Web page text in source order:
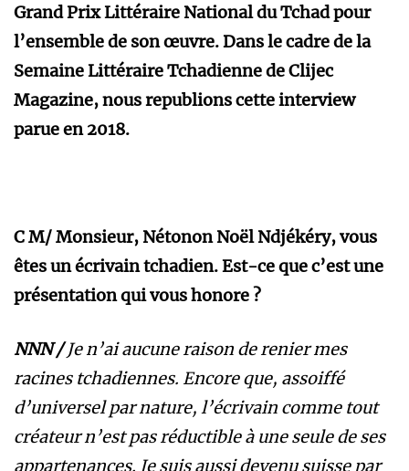
Grand Prix Littéraire National du Tchad pour
l’ensemble de son œuvre. Dans le cadre de la
Semaine Littéraire Tchadienne de Clijec
Magazine, nous republions cette interview
parue en 2018.
C M/ Monsieur, Nétonon Noël Ndjékéry, vous
êtes un écrivain tchadien. Est-ce que c’est une
présentation qui vous honore ?
NNN /Je n’ai aucune raison de renier mes
racines tchadiennes. Encore que, assoiffé
d’universel par nature, l’écrivain comme tout
créateur n’est pas réductible à une seule de ses
appartenances. Je suis aussi devenu suisse par